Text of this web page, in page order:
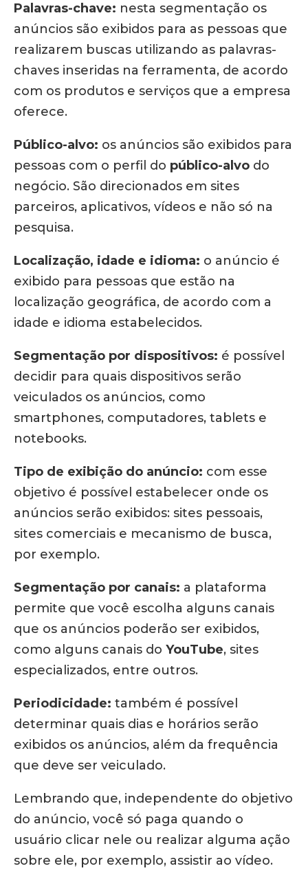
Palavras-chave: nesta segmentação os
anúncios são exibidos para as pessoas que
realizarem buscas utilizando as palavras-
chaves inseridas na ferramenta, de acordo
com os produtos e serviços que a empresa
oferece.
Público-alvo: os anúncios são exibidos para
pessoas com o perfil do público-alvo do
negócio. São direcionados em sites
parceiros, aplicativos, vídeos e não só na
pesquisa.
Localização, idade e idioma: o anúncio é
exibido para pessoas que estão na
localização geográfica, de acordo com a
idade e idioma estabelecidos.
Segmentação por dispositivos: é possível
decidir para quais dispositivos serão
veiculados os anúncios, como
smartphones, computadores, tablets e
notebooks.
Tipo de exibição do anúncio: com esse
objetivo é possível estabelecer onde os
anúncios serão exibidos: sites pessoais,
sites comerciais e mecanismo de busca,
por exemplo.
Segmentação por canais: a plataforma
permite que você escolha alguns canais
que os anúncios poderão ser exibidos,
como alguns canais do YouTube, sites
especializados, entre outros.
Periodicidade: também é possível
determinar quais dias e horários serão
exibidos os anúncios, além da frequência
que deve ser veiculado.
Lembrando que, independente do objetivo
do anúncio, você só paga quando o
usuário clicar nele ou realizar alguma ação
sobre ele, por exemplo, assistir ao vídeo.